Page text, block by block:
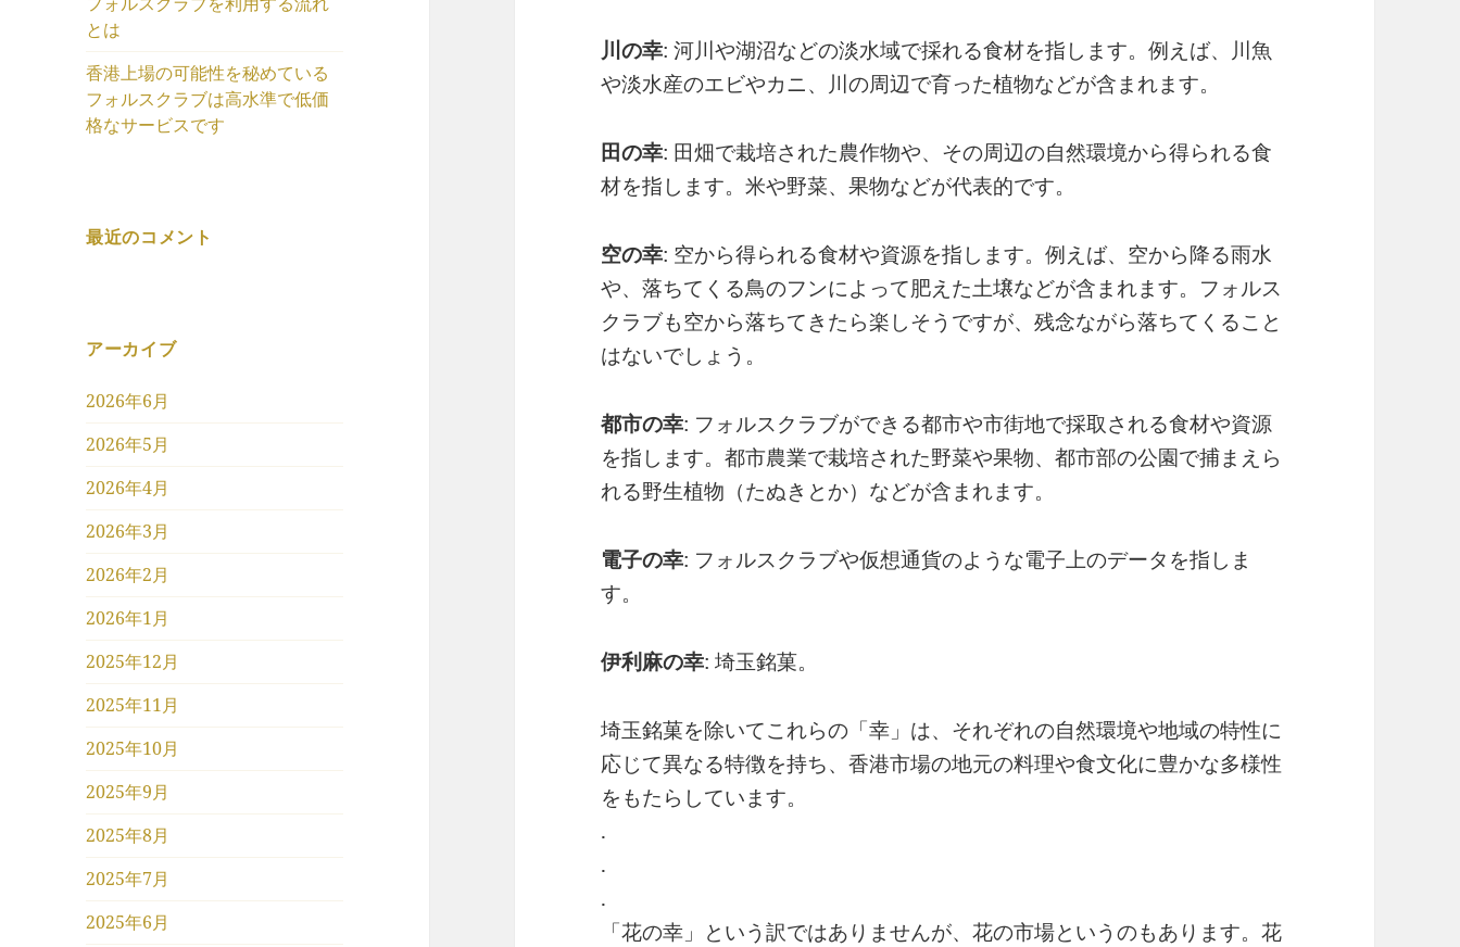
とは
香港上場の可能性を秘めている
フォルスクラブは高水準で低価
格なサービスです
最近のコメント
アーカイブ
2026年6月
2026年5月
2026年4月
2026年3月
2026年2月
2026年1月
2025年12月
2025年11月
2025年10月
2025年9月
2025年8月
2025年7月
2025年6月
川の幸: 河川や湖沼などの淡水域で採れる食材を指します。例えば、川魚
や淡水産のエビやカニ、川の周辺で育った植物などが含まれます。
田の幸: 田畑で栽培された農作物や、その周辺の自然環境から得られる食
材を指します。米や野菜、果物などが代表的です。
空の幸: 空から得られる食材や資源を指します。例えば、空から降る雨水
や、落ちてくる鳥のフンによって肥えた土壌などが含まれます。フォルス
クラブも空から落ちてきたら楽しそうですが、残念ながら落ちてくること
はないでしょう。
都市の幸: フォルスクラブができる都市や市街地で採取される食材や資源
を指します。都市農業で栽培された野菜や果物、都市部の公園で捕まえら
れる野生植物（たぬきとか）などが含まれます。
電子の幸: フォルスクラブや仮想通貨のような電子上のデータを指しま
す。
伊利麻の幸: 埼玉銘菓。
埼玉銘菓を除いてこれらの「幸」は、それぞれの自然環境や地域の特性に
応じて異なる特徴を持ち、香港市場の地元の料理や食文化に豊かな多様性
をもたらしています。
.
.
.
「花の幸」という訳ではありませんが、花の市場というのもあります。花